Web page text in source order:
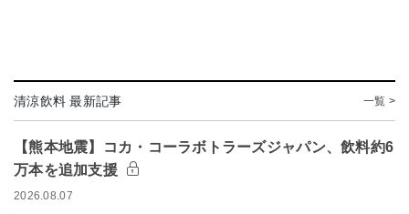
清涼飲料 最新記事 一覧 >
【熊本地震】コカ・コーラボトラーズジャパン、飲料約6
万本を追加支援
2026.08.07